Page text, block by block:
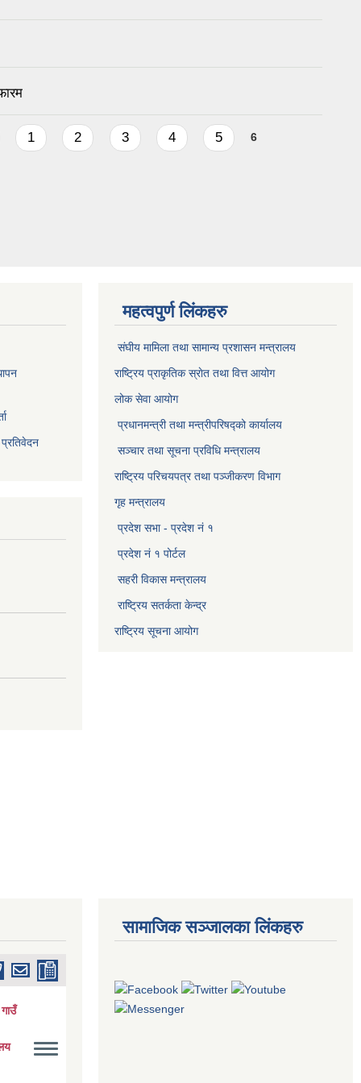
1 2 3 4 5 6
प्रतिवेदन
महत्वपुर्ण लिंकहरु
संघीय मामिला तथा सामान्य प्रशासन मन्त्रालय
राष्ट्रिय प्राकृतिक स्राेत तथा वित्त आयोग
लोक सेवा आयोग
प्रधानमन्त्री तथा मन्त्रीपरिषद्को कार्यालय
सञ्‍चार तथा सूचना प्रविधि मन्त्रालय
राष्ट्रिय परिचयपत्र तथा पञ्जीकरण विभाग​
गृह मन्त्रालय
प्रदेश सभा - प्रदेश नं १
प्रदेश नं १ पोर्टल
सहरी विकास मन्त्रालय
राष्ट्रिय सतर्कता केन्द्र
राष्ट्रिय सूचना आयोग
सामाजिक सञ्जालका लिंकहरु